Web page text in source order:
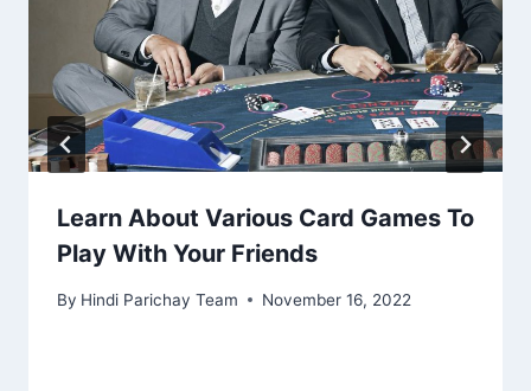
Learn About Various Card Games To
Play With Your Friends
By Hindi Parichay Team November 16, 2022